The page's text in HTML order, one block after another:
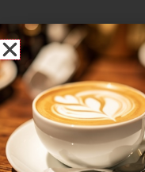
Unabhängig von der
mehr begutachtet als
Gemüse angeboten
Vollkornprodukte
angebotene Fisch
spielen eine Rolle.